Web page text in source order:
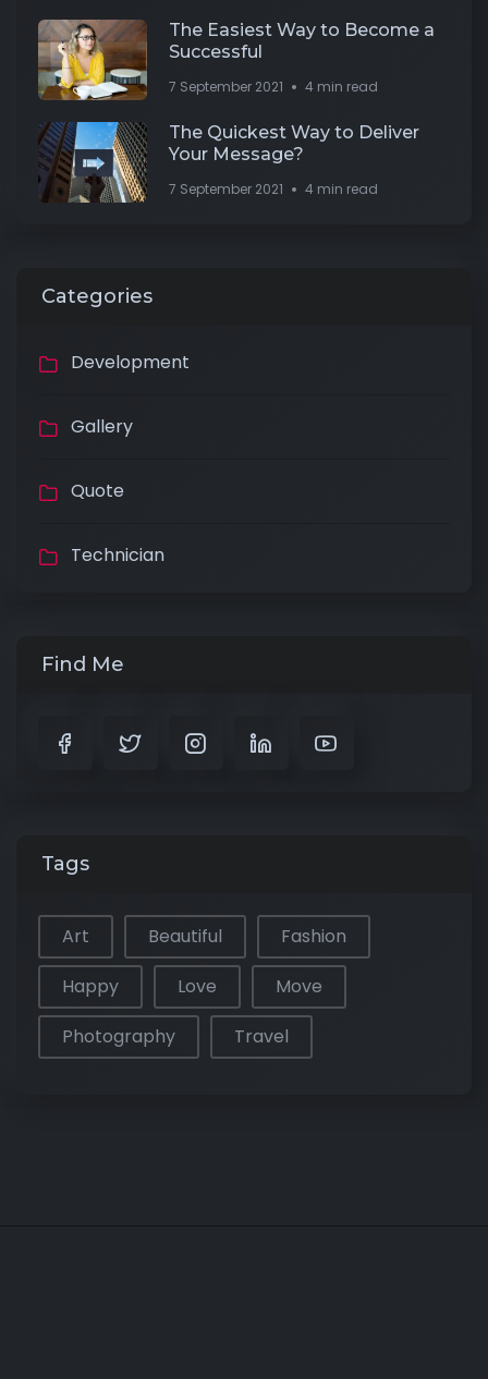
The Easiest Way to Become a
Successful
7 September 2021 4 min read
The Quickest Way to Deliver
Your Message?
7 September 2021 4 min read
Categories
Development
Gallery
Quote
Technician
Find Me
Tags
Art Beautiful
Fashion
Happy
Love
Move
Photography
Travel